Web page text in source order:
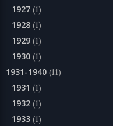
1927 (1)
1928 (1)
1929 (1)
1930 (1)
1931-1940 (11)
1931 (1)
1932 (1)
1933 (1)